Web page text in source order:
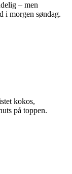
– men
i morgen søndag.
kokos,
på toppen.